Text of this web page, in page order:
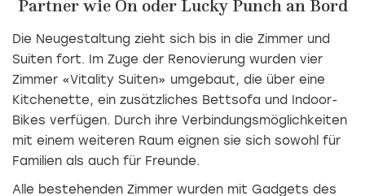
Partner wie On oder Lucky Punch an Bord
Die Neugestaltung zieht sich bis in die Zimmer und
Suiten fort. Im Zuge der Renovierung wurden vier
Zimmer «Vitality Suiten» umgebaut, die über eine
Kitchenette, ein zusätzliches Bettsofa und Indoor-
Bikes verfügen. Durch ihre Verbindungsmöglichkeiten
mit einem weiteren Raum eignen sie sich sowohl für
Familien als auch für Freunde.
Alle bestehenden Zimmer wurden mit Gadgets des